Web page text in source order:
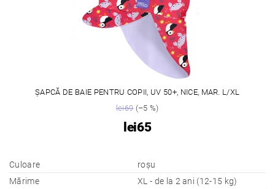
ȘAPCĂ DE BAIE PENTRU COPII, UV 50+, NICE, MAR. L/XL
lei69(–5 %)
lei65
Culoare
roșu
Mărime
XL - de la 2 ani (12-15 kg)